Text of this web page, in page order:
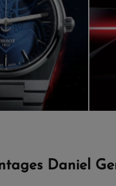
Daniel